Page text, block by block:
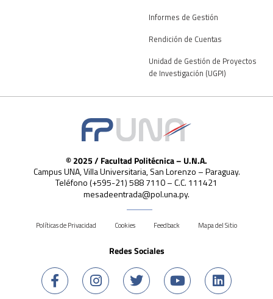
Informes de Gestión
Rendición de Cuentas
Unidad de Gestión de Proyectos
de Investigación (UGPI)
© 2025 / Facultad Politécnica – U.N.A.
Campus UNA, Villa Universitaria, San Lorenzo – Paraguay.
Teléfono (+595-21) 588 7110 – C.C. 111421
mesadeentrada@pol.una.py.
Políticas de Privacidad Cookies Feedback Mapa del Sitio
Redes Sociales